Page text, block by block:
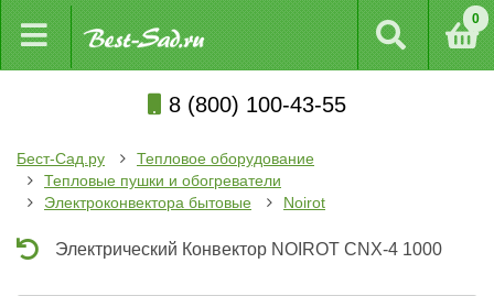
0
8 (800) 100-43-55
Бест-Сад.ру
Тепловое оборудование
Тепловые пушки и обогреватели
Электроконвектора бытовые
Noirot
Электрический Конвектор NOIROT CNX-4 1000